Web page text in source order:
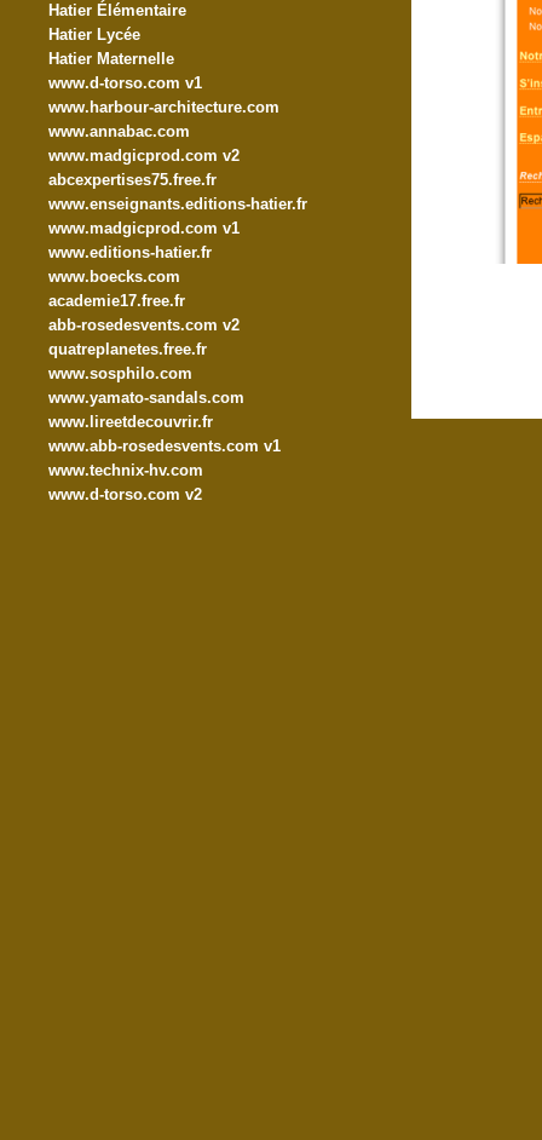
Hatier Élémentaire
Hatier Lycée
Hatier Maternelle
www.d-torso.com v1
www.harbour-architecture.com
www.annabac.com
www.madgicprod.com v2
abcexpertises75.free.fr
www.enseignants.editions-hatier.fr
www.madgicprod.com v1
www.editions-hatier.fr
www.boecks.com
academie17.free.fr
abb-rosedesvents.com v2
quatreplanetes.free.fr
www.sosphilo.com
www.yamato-sandals.com
www.lireetdecouvrir.fr
www.abb-rosedesvents.com v1
www.technix-hv.com
www.d-torso.com v2